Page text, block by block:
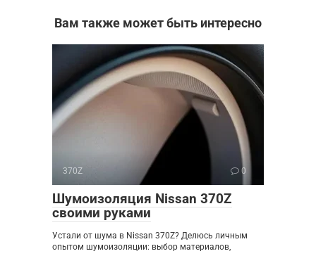
Вам также может быть интересно
370Z 0
Шумоизоляция Nissan 370Z
своими руками
Устали от шума в Nissan 370Z? Делюсь личным
опытом шумоизоляции: выбор материалов,